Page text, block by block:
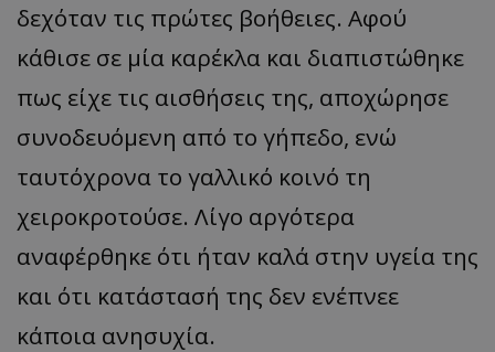
δεχόταν τις πρώτες βοήθειες. Αφού
κάθισε σε μία καρέκλα και διαπιστώθηκε
πως είχε τις αισθήσεις της, αποχώρησε
συνοδευόμενη από το γήπεδο, ενώ
ταυτόχρονα το γαλλικό κοινό τη
χειροκροτούσε. Λίγο αργότερα
αναφέρθηκε ότι ήταν καλά στην υγεία της
και ότι κατάστασή της δεν ενέπνεε
κάποια ανησυχία.